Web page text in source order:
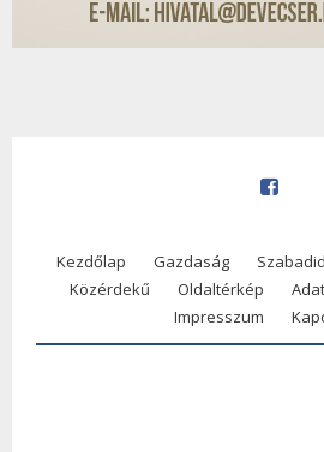
Kezdőlap Gazdaság
Közérdekű
Oldaltérkép
Impresszum